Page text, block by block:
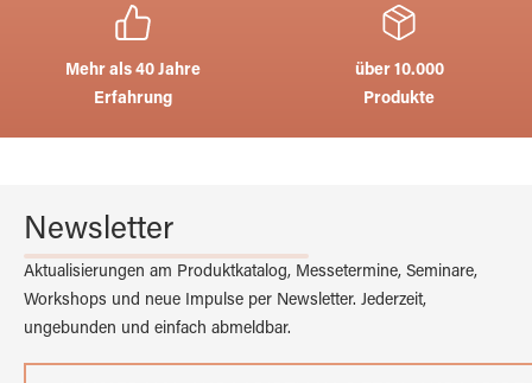
Mehr als 40 Jahre
Erfahrung
über 10.000
Produkte
Newsletter
Aktualisierungen am Produktkatalog, Messetermine, Seminare,
Workshops und neue Impulse per Newsletter. Jederzeit,
ungebunden und einfach abmeldbar.